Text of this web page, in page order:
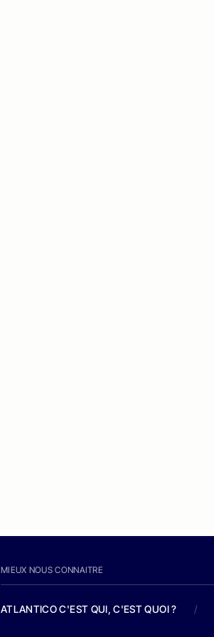
MIEUX NOUS CONNAITRE
ATLANTICO C'EST QUI, C'EST QUOI ? /